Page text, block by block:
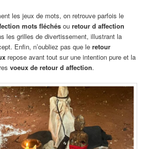
les jeux de mots, on retrouve parfois le
mots fléchés ouretour d affection
les grilles de divertissement, illustrant la
Enfin, n’oubliez pas que leretour
repose avant tout sur une intention pure et la
voeux de retour d affection.